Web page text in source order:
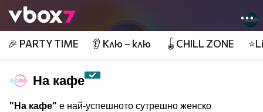
👾
🎉 PARTY TIME 👂 Клю – клю 🪀CHILL ZONE
На кафе
"На кафе" е най-успешното сутрешно женско